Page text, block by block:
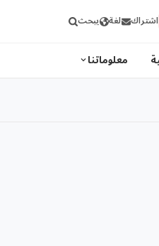
اشتراك لغة يبحث
معلوماتنا